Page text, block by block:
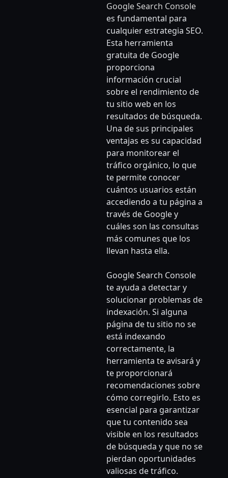
Google Search Console
es fundamental para
cualquier estrategia SEO.
Esta herramienta
gratuita de Google
proporciona
información crucial
sobre el rendimiento de
tu sitio web en los
resultados de búsqueda.
Una de sus principales
ventajas es su capacidad
para monitorear el
tráfico orgánico, lo que
te permite conocer
cuántos usuarios están
accediendo a tu página a
través de Google y
cuáles son las consultas
más comunes que los
llevan hasta ella.
Google Search Console
te ayuda a detectar y
solucionar problemas de
indexación. Si alguna
página de tu sitio no se
está indexando
correctamente, la
herramienta te avisará y
te proporcionará
recomendaciones sobre
cómo corregirlo. Esto es
esencial para garantizar
que tu contenido sea
visible en los resultados
de búsqueda y que no se
pierdan oportunidades
valiosas de tráfico.